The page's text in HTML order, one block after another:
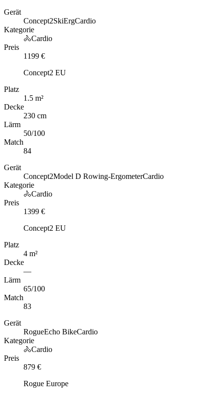
Gerät
Concept2SkiErgCardio
Kategorie
🚴Cardio
Preis
1199 €
Concept2 EU
Platz
1.5 m²
Decke
230 cm
Lärm
50/100
Match
84
Gerät
Concept2Model D Rowing-ErgometerCardio
Kategorie
🚴Cardio
Preis
1399 €
Concept2 EU
Platz
4 m²
Decke
—
Lärm
65/100
Match
83
Gerät
RogueEcho BikeCardio
Kategorie
🚴Cardio
Preis
879 €
Rogue Europe